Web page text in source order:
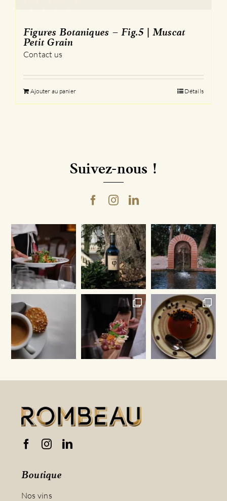
Figures Botaniques – Fig.5 | Muscat
Petit Grain
Contact us
Ajouter au panier Détails
Suivez-nous !
Boutique
Nos vins